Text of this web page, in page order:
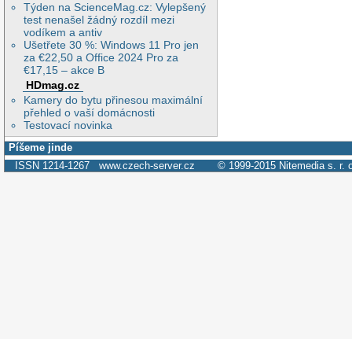
Týden na ScienceMag.cz: Vylepšený
test nenašel žádný rozdíl mezi
vodíkem a antiv
Ušetřete 30 %: Windows 11 Pro jen
za €22,50 a Office 2024 Pro za
€17,15 – akce B
HDmag.cz
Kamery do bytu přinesou maximální
přehled o vaší domácnosti
Testovací novinka
Píšeme jinde
ISSN 1214-1267 www.czech-server.cz © 1999-2015 Nitemedia s. r.